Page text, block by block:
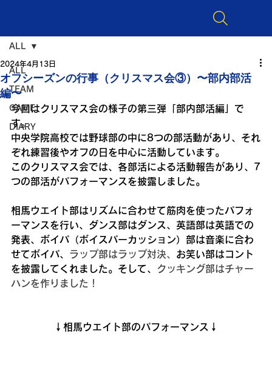
ALL
TEAM
GAME
DIARY
ALL
オフシーズンの行事（クリスマス会③）〜部内部活
編〜
2024年4月13日
今回はクリスマス会の様子の第三弾「部内部活編」で
す。
中央学院高校では野球部の中に8つの部活動があり、それ
ぞれ練習後やオフの日を中心に活動しています。
このクリスマス会では、各部活による活動報告があり、7
つの部活がパフォーマンスを披露しました。
相馬ウエイト部はリズムに合わせて筋肉を使ったパフォ
ーマンスを行い、ダンス部はダンス、英語部は英語での
発表、ボイパ（ボイスパーカッション）部は音楽に合わ
せてボイパ、 ラップ部はラップ対決、 お笑い部はコント
を披露してくれました。そして、 クッキング部はチャー
ハンを作りました！
↓相馬ウエイト部のパフォーマンス↓